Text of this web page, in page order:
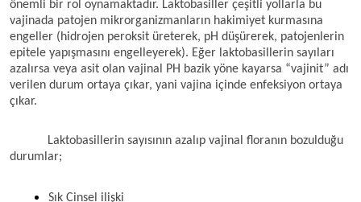
önemli bir rol oynamaktadır. Laktobasiller çeşitli yollarla bu
vajinada patojen mikrorganizmanların hakimiyet kurmasına
engeller (hidrojen peroksit üreterek, pH düşürerek, patojenlerin
epitele yapışmasını engelleyerek). Eğer laktobasillerin sayıları
azalırsa veya asit olan vajinal PH bazik yöne kayarsa “vajinit” adı
verilen durum ortaya çıkar, yani vajina içinde enfeksiyon ortaya
çıkar.
Laktobasillerin sayısının azalıp vajinal floranın bozulduğu
durumlar;
Sık Cinsel ilişki